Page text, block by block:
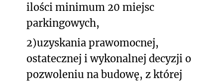
ilości minimum 20 miejsc
parkingowych,
2)uzyskania prawomocnej,
ostatecznej i wykonalnej decyzji o
pozwoleniu na budowę, z której